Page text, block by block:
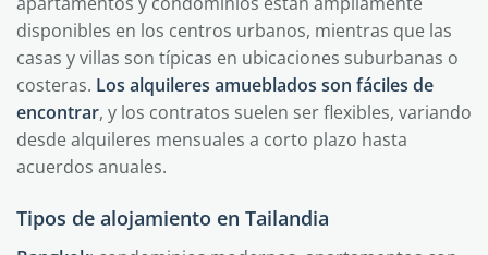
disponibles en los centros urbanos, mientras que las
casas y villas son típicas en ubicaciones suburbanas o
costeras. Los alquileres amueblados son fáciles de
encontrar, y los contratos suelen ser flexibles, variando
desde alquileres mensuales a corto plazo hasta
acuerdos anuales.
Tipos de alojamiento en Tailandia